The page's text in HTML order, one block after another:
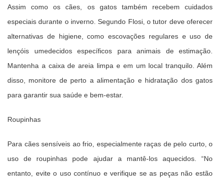
Assim como os cães, os gatos também recebem cuidados
especiais durante o inverno. Segundo Flosi, o tutor deve oferecer
alternativas de higiene, como escovações regulares e uso de
lençóis umedecidos específicos para animais de estimação.
Mantenha a caixa de areia limpa e em um local tranquilo. Além
disso, monitore de perto a alimentação e hidratação dos gatos
para garantir sua saúde e bem-estar.
Roupinhas
Para cães sensíveis ao frio, especialmente raças de pelo curto, o
uso de roupinhas pode ajudar a mantê-los aquecidos. “No
entanto, evite o uso contínuo e verifique se as peças não estão